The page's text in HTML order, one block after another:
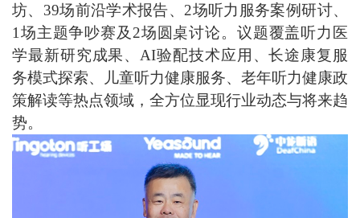
坊、 39场前沿学术报告、 2场听力服务案例研讨、
1 场主题争吵赛及 2场圆桌讨论。议题覆盖听力医
学最新研究成果、 AI验配技术应用、长途康复服
务模式探索、儿童听力健康服务、老年听力健康政
策解读等热点领域，全方位显现行业动态与将来趋
势。